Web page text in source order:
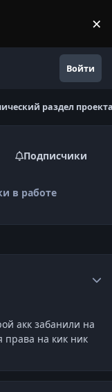
×
Войти
раздел
Подписчики
в работе
акк забанили на
права на кик ник